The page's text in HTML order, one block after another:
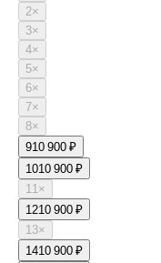
2×
3×
4×
5×
6×
7×
8×
910 900 ₽
1010 900 ₽
11×
1210 900 ₽
13×
1410 900 ₽